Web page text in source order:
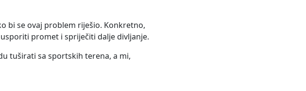
bi se ovaj problem riješio. Konkretno,
promet i spriječiti dalje divljanje.
tuširati sa sportskih terena, a mi,